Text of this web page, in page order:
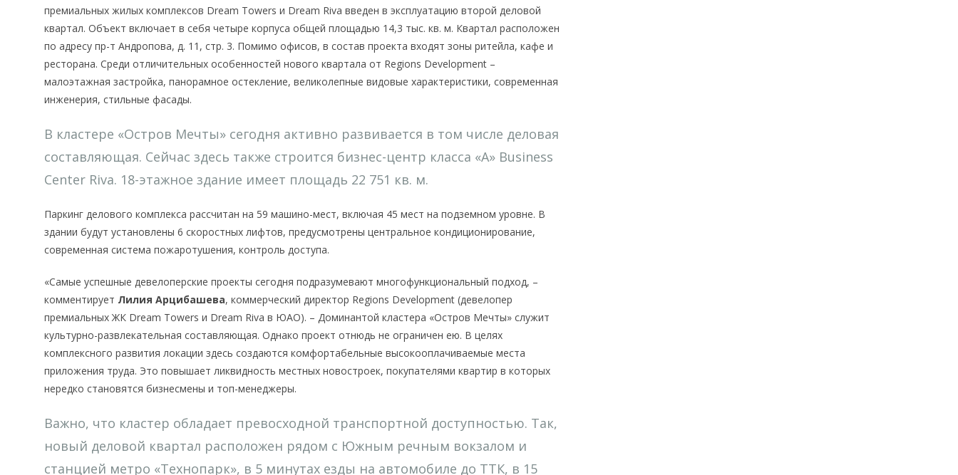
премиальных жилых комплексов Dream Towers и Dream Riva введен в эксплуатацию второй деловой
квартал. Объект включает в себя четыре корпуса общей площадью 14,3 тыс. кв. м. Квартал расположен
по адресу пр-т Андропова, д. 11, стр. 3. Помимо офисов, в состав проекта входят зоны ритейла, кафе и
ресторана. Среди отличительных особенностей нового квартала от Regions Development –
малоэтажная застройка, панорамное остекление, великолепные видовые характеристики, современная
инженерия, стильные фасады.
В кластере «Остров Мечты» сегодня активно развивается в том числе деловая
составляющая. Сейчас здесь также строится бизнес-центр класса «А» Business
Center Riva. 18-этажное здание имеет площадь 22 751 кв. м.
Паркинг делового комплекса рассчитан на 59 машино-мест, включая 45 мест на подземном уровне. В
здании будут установлены 6 скоростных лифтов, предусмотрены центральное кондиционирование,
современная система пожаротушения, контроль доступа.
«Самые успешные девелоперские проекты сегодня подразумевают многофункциональный подход, –
комментирует Лилия Арцибашева, коммерческий директор Regions Development (девелопер
премиальных ЖК Dream Towers и Dream Riva в ЮАО). – Доминантой кластера «Остров Мечты» служит
культурно-развлекательная составляющая. Однако проект отнюдь не ограничен ею. В целях
комплексного развития локации здесь создаются комфортабельные высокооплачиваемые места
приложения труда. Это повышает ликвидность местных новостроек, покупателями квартир в которых
нередко становятся бизнесмены и топ-менеджеры.
Важно, что кластер обладает превосходной транспортной доступностью. Так,
новый деловой квартал расположен рядом с Южным речным вокзалом и
станцией метро «Технопарк», в 5 минутах езды на автомобиле до ТТК, в 15